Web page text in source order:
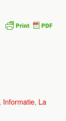
Informatie, La